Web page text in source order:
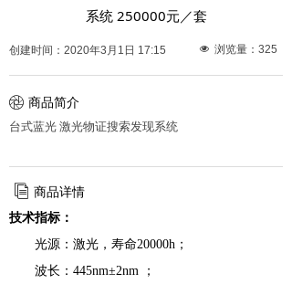
系统 250000元／套
商品简介
创建时间： 2020年3月1日 17:15
台式蓝光 激光物证搜索发现系统
商品详情
技术指标：
光源：激光，寿命20000h；
波长：445nm±2nm ；
ꁵ
ꀢ
넶 浏览量： 325